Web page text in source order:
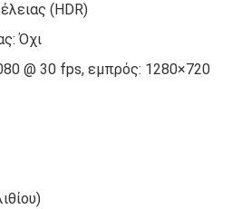
(HDR)
Όχι
@ 30 fps, εμπρός: 1280×720